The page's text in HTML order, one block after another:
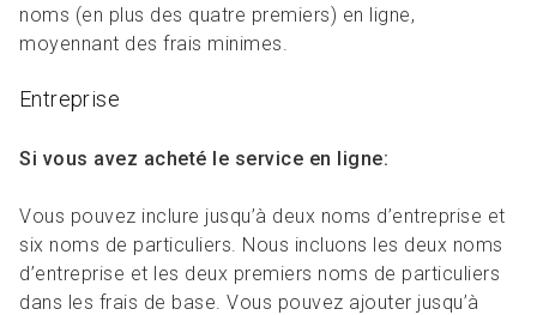
noms (en plus des quatre premiers) en ligne,
moyennant des frais minimes.
Entreprise
Si vous avez acheté le service en ligne:
Vous pouvez inclure jusqu’à deux noms d’entreprise et
six noms de particuliers. Nous incluons les deux noms
d’entreprise et les deux premiers noms de particuliers
dans les frais de base. Vous pouvez ajouter jusqu’à